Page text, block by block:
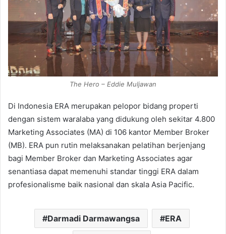
The Hero – Eddie Muljawan
Di Indonesia ERA merupakan pelopor bidang properti
dengan sistem waralaba yang didukung oleh sekitar 4.800
Marketing Associates (MA) di 106 kantor Member Broker
(MB). ERA pun rutin melaksanakan pelatihan berjenjang
bagi Member Broker dan Marketing Associates agar
senantiasa dapat memenuhi standar tinggi ERA dalam
profesionalisme baik nasional dan skala Asia Pacific.
Darmadi Darmawangsa ERA